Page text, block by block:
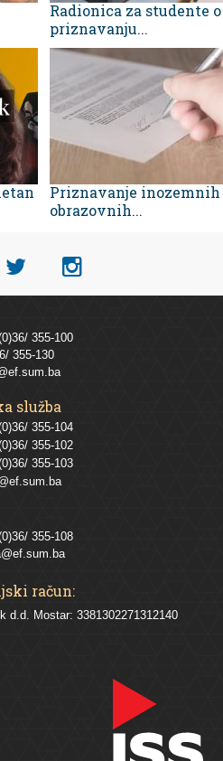
Radionica za studente o
priznavanju...
Priznavanje inozemnih
obrazovnih...
355-100
355-130
služba
355-104
355-102
355-103
355-108
račun:
d.d. Mostar: 3381302271312140